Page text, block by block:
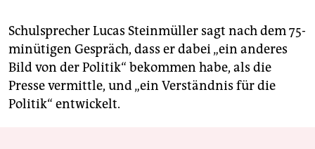
Schulsprecher Lucas Steinmüller sagt nach dem 75-
minütigen Gespräch, dass er dabei „ein anderes
Bild von der Politik“ bekommen habe, als die
Presse vermittle, und „ein Verständnis für die
Politik“ entwickelt.